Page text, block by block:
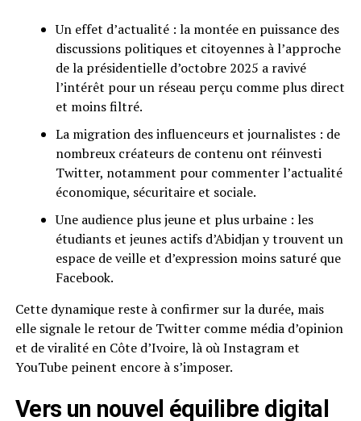
Un effet d’actualité : la montée en puissance des
discussions politiques et citoyennes à l’approche
de la présidentielle d’octobre 2025 a ravivé
l’intérêt pour un réseau perçu comme plus direct
et moins filtré.
La migration des influenceurs et journalistes : de
nombreux créateurs de contenu ont réinvesti
Twitter, notamment pour commenter l’actualité
économique, sécuritaire et sociale.
Une audience plus jeune et plus urbaine : les
étudiants et jeunes actifs d’Abidjan y trouvent un
espace de veille et d’expression moins saturé que
Facebook.
Cette dynamique reste à confirmer sur la durée, mais
elle signale le retour de Twitter comme média d’opinion
et de viralité en Côte d’Ivoire, là où Instagram et
YouTube peinent encore à s’imposer.
Vers un nouvel équilibre digital